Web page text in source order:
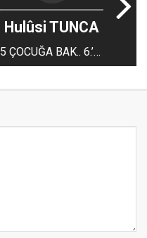
Hulûsi TUNCA
5 ÇOCUĞA BAK.. 6.’YI
BAKAMIYORUM